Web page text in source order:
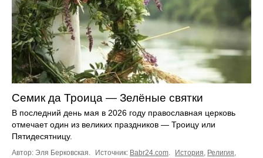
Семик да Троица — Зелёные святки
В последний день мая в 2026 году православная церковь
отмечает один из великих праздников — Троицу или
Пятидесятницу.
Автор: Эля Берковская. Источник: Babr24.com. История, Религия,